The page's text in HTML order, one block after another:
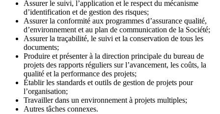
Assurer le suivi, l’application et le respect du mécanisme
d’identification et de gestion des risques;
Assurer la conformité aux programmes d’assurance qualité,
d’environnement et au plan de communication de la Société;
Assurer la traçabilité, le suivi et la conservation de tous les
documents;
Produire et présenter à la direction principale du bureau de
projets des rapports réguliers sur l’avancement, les coûts, la
qualité et la performance des projets;
Établir les standards et outils de gestion de projets pour
l’organisation;
Travailler dans un environnement à projets multiples;
Autres tâches connexes.